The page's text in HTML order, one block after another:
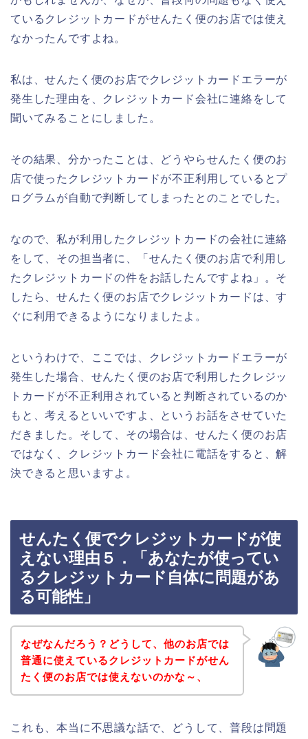
ているクレジットカードがせんたく便のお店では使え
なかったんですよね。
私は、せんたく便のお店でクレジットカードエラーが
発生した理由を、クレジットカード会社に連絡をして
聞いてみることにしました。
その結果、分かったことは、どうやらせんたく便のお
店で使ったクレジットカードが不正利用しているとプ
ログラムが自動で判断してしまったとのことでした。
なので、私が利用したクレジットカードの会社に連絡
をして、その担当者に、「せんたく便のお店で利用し
たクレジットカードの件をお話したんですよね」。そ
したら、せんたく便のお店でクレジットカードは、す
ぐに利用できるようになりましたよ。
というわけで、ここでは、クレジットカードエラーが
発生した場合、せんたく便のお店で利用したクレジッ
トカードが不正利用されていると判断されているのか
もと、考えるといいですよ、というお話をさせていた
だきました。そして、その場合は、せんたく便のお店
ではなく、クレジットカード会社に電話をすると、解
決できると思いますよ。
せんたく便でクレジットカードが使
えない理由５．「あなたが使ってい
るクレジットカード自体に問題があ
る可能性」
なぜなんだろう？どうして、他のお店では
普通に使えているクレジットカードがせん
たく便のお店では使えないのかな～、
これも、本当に不思議な話で、どうして、普段は問題